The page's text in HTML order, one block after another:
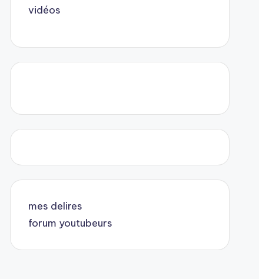
vidéos
mes delires
forum youtubeurs